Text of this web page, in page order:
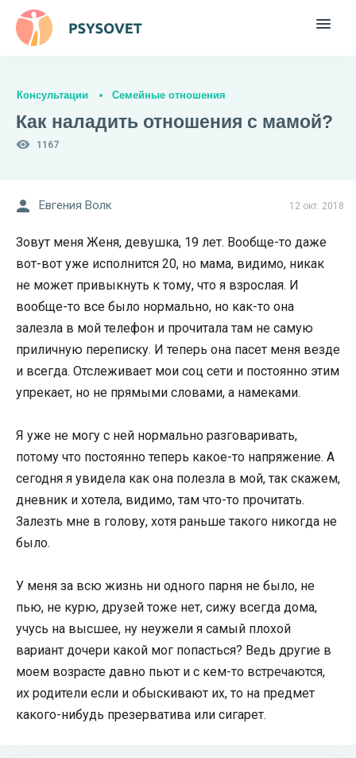
Консультации Семейные отношения
Как наладить отношения с мамой?
1167
12 окт. 2018
Евгения Волк
Зовут меня Женя, девушка, 19 лет. Вообще-то даже
вот-вот уже исполнится 20, но мама, видимо, никак
не может привыкнуть к тому, что я взрослая. И
вообще-то все было нормально, но как-то она
залезла в мой телефон и прочитала там не самую
приличную переписку. И теперь она пасет меня везде
и всегда. Отслеживает мои соц сети и постоянно этим
упрекает, но не прямыми словами, а намеками.
Я уже не могу с ней нормально разговаривать,
потому что постоянно теперь какое-то напряжение. А
сегодня я увидела как она полезла в мой, так скажем,
дневник и хотела, видимо, там что-то прочитать.
Залезть мне в голову, хотя раньше такого никогда не
было.
У меня за всю жизнь ни одного парня не было, не
пью, не курю, друзей тоже нет, сижу всегда дома,
учусь на высшее, ну неужели я самый плохой
вариант дочери какой мог попасться? Ведь другие в
моем возрасте давно пьют и с кем-то встречаются,
их родители если и обыскивают их, то на предмет
какого-нибудь презерватива или сигарет.